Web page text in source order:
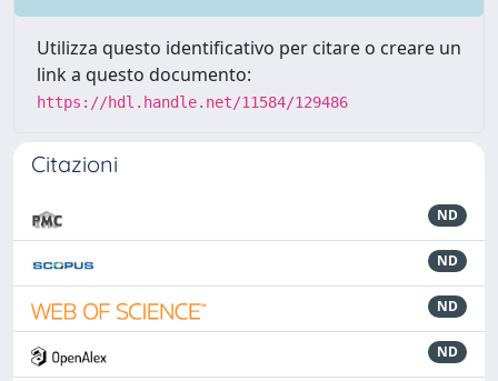
Utilizza questo identificativo per citare o creare un
link a questo documento:
https://hdl.handle.net/11584/129486
Citazioni
ND
ND
ND
ND